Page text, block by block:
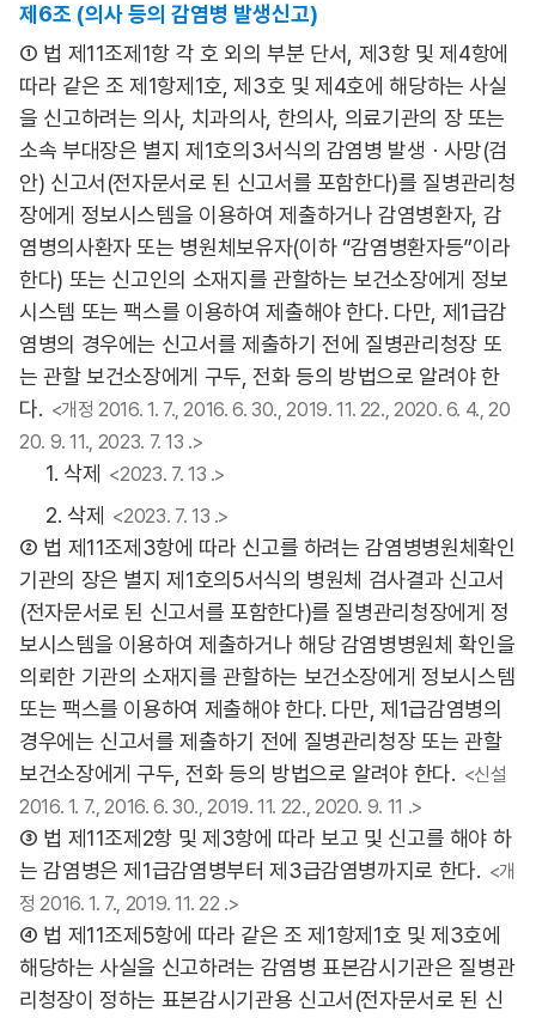
제6조 (의사 등의 감염병 발생신고)
① 법 제11조제1항 각 호 외의 부분 단서, 제3항 및 제4항에
따라 같은 조 제1항제1호, 제3호 및 제4호에 해당하는 사실
을 신고하려는 의사, 치과의사, 한의사, 의료기관의 장 또는
소속 부대장은 별지 제1호의3서식의 감염병 발생ㆍ사망(검
안) 신고서(전자문서로 된 신고서를 포함한다)를 질병관리청
장에게 정보시스템을 이용하여 제출하거나 감염병환자, 감
염병의사환자 또는 병원체보유자(이하 “감염병환자등”이라
한다) 또는 신고인의 소재지를 관할하는 보건소장에게 정보
시스템 또는 팩스를 이용하여 제출해야 한다. 다만, 제1급감
염병의 경우에는 신고서를 제출하기 전에 질병관리청장 또
는 관할 보건소장에게 구두, 전화 등의 방법으로 알려야 한
다. <개정 2016. 1. 7., 2016. 6. 30., 2019. 11. 22., 2020. 6. 4., 20
20. 9. 11., 2023. 7. 13 .>
1. 삭제 <2023. 7. 13 .>
2. 삭제 <2023. 7. 13 .>
② 법 제11조제3항에 따라 신고를 하려는 감염병병원체확인
기관의 장은 별지 제1호의5서식의 병원체 검사결과 신고서
(전자문서로 된 신고서를 포함한다)를 질병관리청장에게 정
보시스템을 이용하여 제출하거나 해당 감염병병원체 확인을
의뢰한 기관의 소재지를 관할하는 보건소장에게 정보시스템
또는 팩스를 이용하여 제출해야 한다. 다만, 제1급감염병의
경우에는 신고서를 제출하기 전에 질병관리청장 또는 관할
보건소장에게 구두, 전화 등의 방법으로 알려야 한다. <신설
2016. 1. 7., 2016. 6. 30., 2019. 11. 22., 2020. 9. 11 .>
③ 법 제11조제2항 및 제3항에 따라 보고 및 신고를 해야 하
는 감염병은 제1급감염병부터 제3급감염병까지로 한다. <개
정 2016. 1. 7., 2019. 11. 22 .>
④ 법 제11조제5항에 따라 같은 조 제1항제1호 및 제3호에
해당하는 사실을 신고하려는 감염병 표본감시기관은 질병관
리청장이 정하는 표본감시기관용 신고서(전자문서로 된 신